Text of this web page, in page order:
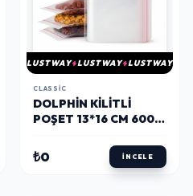
LUSTWAY LUSTWAY LUSTWAY
CLASSIC
DOLPHIN KILITLI
POŞET 13*16 CM 600
₺0 İNCELE